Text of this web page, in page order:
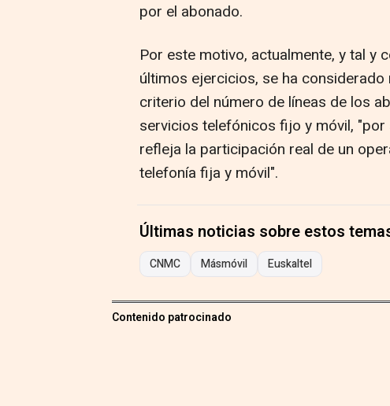
por el abonado.
Por este motivo, actualmente, y tal y
últimos ejercicios, se ha
criterio del número de líneas de los
servicios telefónicos fijo y móvil,
refleja la participación real de un
telefonía fija y móvil".
Últimas noticias sobre estos
CNMC Másmóvil Euskaltel
Contenido patrocinado